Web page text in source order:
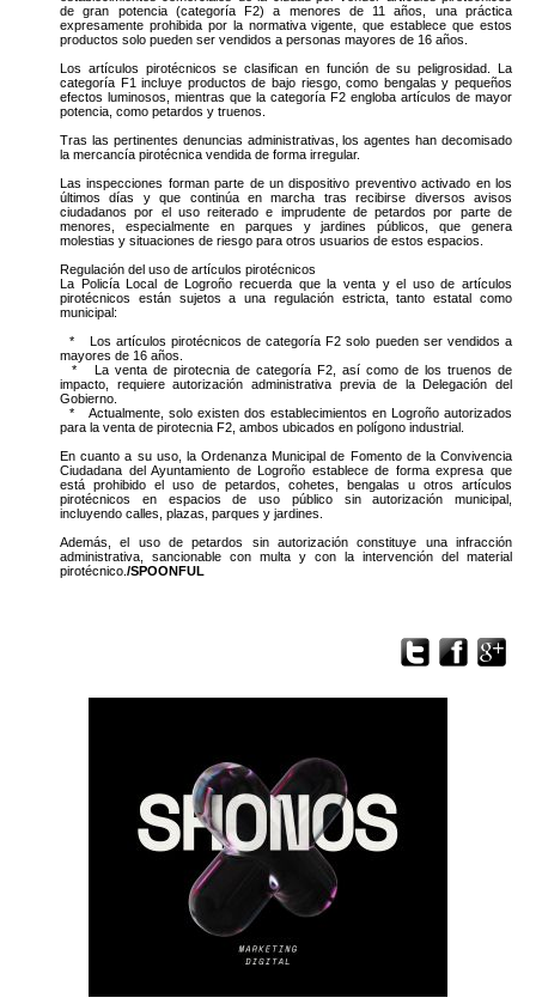
de gran potencia (categoría F2) a menores de 11 años, una práctica
expresamente prohibida por la normativa vigente, que establece que estos
productos solo pueden ser vendidos a personas mayores de 16 años.
Los artículos pirotécnicos se clasifican en función de su peligrosidad. La
categoría F1 incluye productos de bajo riesgo, como bengalas y pequeños
efectos luminosos, mientras que la categoría F2 engloba artículos de mayor
potencia, como petardos y truenos.
Tras las pertinentes denuncias administrativas, los agentes han decomisado
la mercancía pirotécnica vendida de forma irregular.
Las inspecciones forman parte de un dispositivo preventivo activado en los
últimos días y que continúa en marcha tras recibirse diversos avisos
ciudadanos por el uso reiterado e imprudente de petardos por parte de
menores, especialmente en parques y jardines públicos, que genera
molestias y situaciones de riesgo para otros usuarios de estos espacios.
Regulación del uso de artículos pirotécnicos
La Policía Local de Logroño recuerda que la venta y el uso de artículos
pirotécnicos están sujetos a una regulación estricta, tanto estatal como
municipal:
* Los artículos pirotécnicos de categoría F2 solo pueden ser vendidos a
mayores de 16 años.
* La venta de pirotecnia de categoría F2, así como de los truenos de
impacto, requiere autorización administrativa previa de la Delegación del
Gobierno.
* Actualmente, solo existen dos establecimientos en Logroño autorizados
para la venta de pirotecnia F2, ambos ubicados en polígono industrial.
En cuanto a su uso, la Ordenanza Municipal de Fomento de la Convivencia
Ciudadana del Ayuntamiento de Logroño establece de forma expresa que
está prohibido el uso de petardos, cohetes, bengalas u otros artículos
pirotécnicos en espacios de uso público sin autorización municipal,
incluyendo calles, plazas, parques y jardines.
Además, el uso de petardos sin autorización constituye una infracción
administrativa, sancionable con multa y con la intervención del material
pirotécnico. /SPOONFUL